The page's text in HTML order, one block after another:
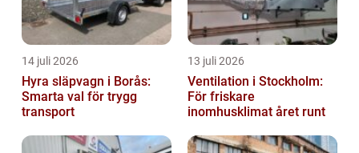
14 juli 2026
Hyra släpvagn i Borås:
Smarta val för trygg
transport
13 juli 2026
Ventilation i Stockholm:
För friskare
inomhusklimat året runt